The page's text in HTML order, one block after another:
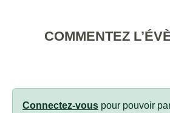
COMMENTEZ
Connectez-vous pour pouvoir